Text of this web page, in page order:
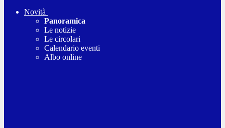
Novità
Panoramica
Le notizie
Le circolari
Calendario eventi
Albo online